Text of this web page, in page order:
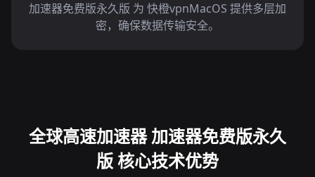
加速器免费版永久版 为 快橙vpnMacOS 提供多层加
密，确保数据传输安全。
全球高速加速器 加速器免费版永久
版 核心技术优势